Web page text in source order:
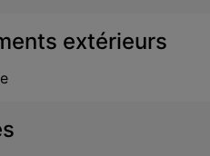
extérieurs